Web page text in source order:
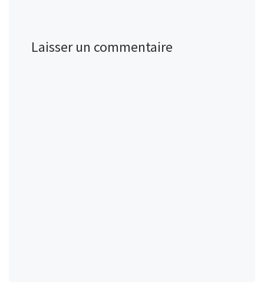
Laisser un commentaire